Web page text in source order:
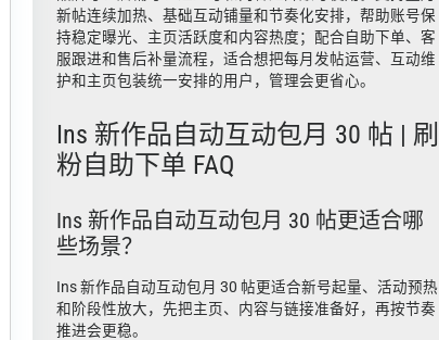
新帖连续加热、基础互动铺量和节奏化安排，帮助账号保
持稳定曝光、主页活跃度和内容热度；配合自助下单、客
服跟进和售后补量流程，适合想把每月发帖运营、互动维
护和主页包装统一安排的用户，管理会更省心。
Ins 新作品自动互动包月 30 帖 | 刷
粉自助下单 FAQ
Ins 新作品自动互动包月 30 帖更适合哪
些场景？
Ins 新作品自动互动包月 30 帖更适合新号起量、活动预热
和阶段性放大，先把主页、内容与链接准备好，再按节奏
推进会更稳。